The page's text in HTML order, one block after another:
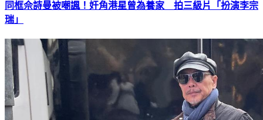
同框佘詩曼被嘲諷！奸角港星曾為養家 拍三級片「扮演李宗
瑞」